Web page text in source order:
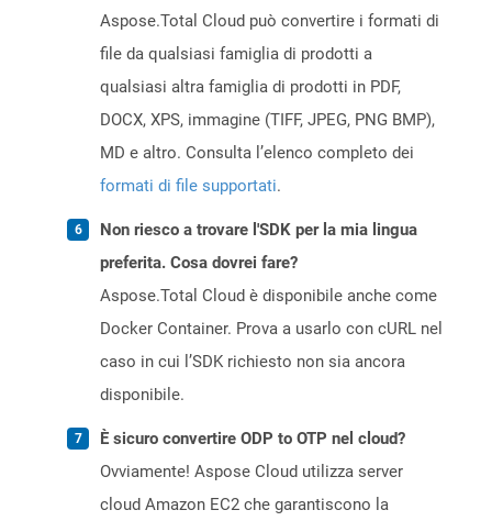
Aspose.Total Cloud può convertire i formati di
file da qualsiasi famiglia di prodotti a
qualsiasi altra famiglia di prodotti in PDF,
DOCX, XPS, immagine (TIFF, JPEG, PNG BMP),
MD e altro. Consulta l’elenco completo dei
formati di file supportati.
Non riesco a trovare l'SDK per la mia lingua
preferita. Cosa dovrei fare?
Aspose.Total Cloud è disponibile anche come
Docker Container. Prova a usarlo con cURL nel
caso in cui l’SDK richiesto non sia ancora
disponibile.
È sicuro convertire ODP to OTP nel cloud?
Ovviamente! Aspose Cloud utilizza server
cloud Amazon EC2 che garantiscono la